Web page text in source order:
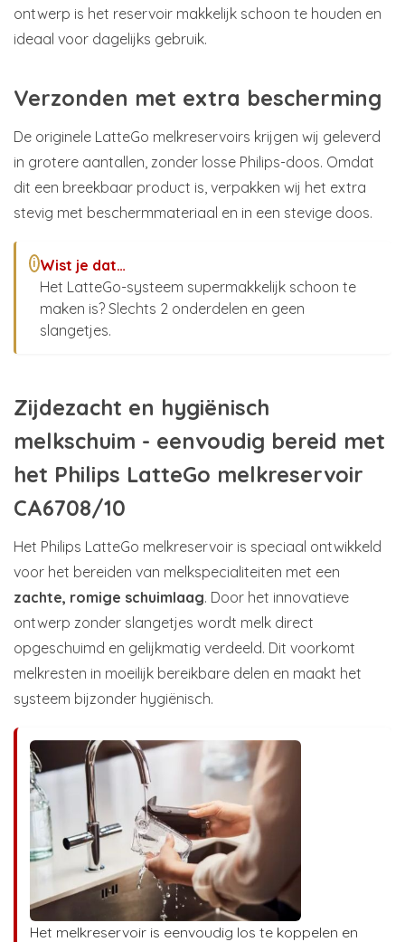
ontwerp is het reservoir makkelijk schoon te houden en
ideaal voor dagelijks gebruik.
Verzonden met extra bescherming
De originele LatteGo melkreservoirs krijgen wij geleverd
in grotere aantallen, zonder losse Philips-doos. Omdat
dit een breekbaar product is, verpakken wij het extra
stevig met beschermmateriaal en in een stevige doos.
i Wist je dat…
Het LatteGo-systeem supermakkelijk schoon te
maken is? Slechts 2 onderdelen en geen
slangetjes.
Zijdezacht en hygiënisch
melkschuim - eenvoudig bereid met
het Philips LatteGo melkreservoir
CA6708/10
Het Philips LatteGo melkreservoir is speciaal ontwikkeld
voor het bereiden van melkspecialiteiten met een
zachte, romige schuimlaag. Door het innovatieve
ontwerp zonder slangetjes wordt melk direct
opgeschuimd en gelijkmatig verdeeld. Dit voorkomt
melkresten in moeilijk bereikbare delen en maakt het
systeem bijzonder hygiënisch.
Het melkreservoir is eenvoudig los te koppelen en